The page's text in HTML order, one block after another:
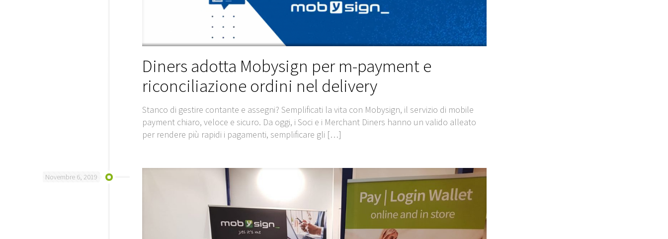
Diners adotta Mobysign per m-payment e
riconciliazione ordini nel delivery
Stanco di gestire contante e assegni? Semplificati la vita con Mobysign, il servizio di mobile
payment chiaro, veloce e sicuro. Da oggi, i Soci e i Merchant Diners hanno un valido alleato
per rendere più rapidi i pagamenti, semplificare gli […]
Novembre 6, 2019